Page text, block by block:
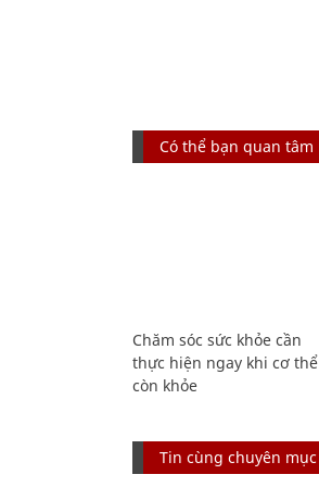
Có thể bạn quan tâm
Chăm sóc sức khỏe cần
thực hiện ngay khi cơ thể
còn khỏe
Tin cùng chuyên mục